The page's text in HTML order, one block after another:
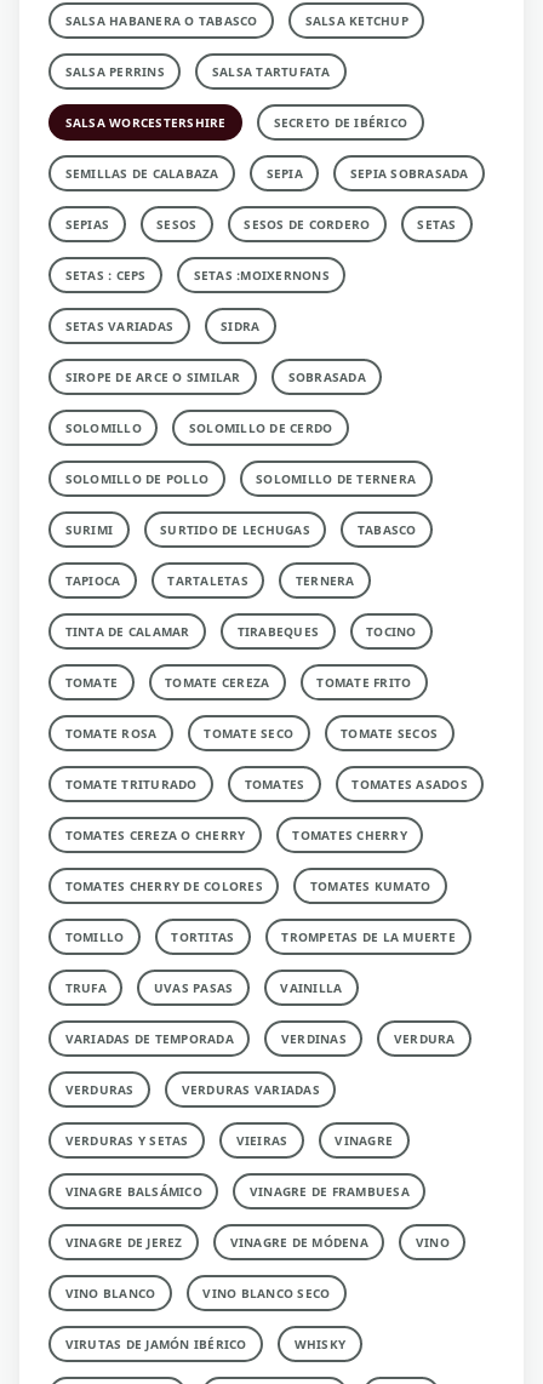
SALSA HABANERA O TABASCO SALSA KETCHUP
SALSA PERRINS SALSA TARTUFATA
SALSA WORCESTERSHIRE SECRETO DE IBÉRICO
SEMILLAS DE CALABAZA SEPIA SEPIA SOBRASADA
SEPIAS SESOS SESOS DE CORDERO SETAS
SETAS : CEPS SETAS :MOIXERNONS
SETAS VARIADAS SIDRA
SIROPE DE ARCE O SIMILAR SOBRASADA
SOLOMILLO SOLOMILLO DE CERDO
SOLOMILLO DE POLLO SOLOMILLO DE TERNERA
SURIMI SURTIDO DE LECHUGAS TABASCO
TAPIOCA TARTALETAS TERNERA
TINTA DE CALAMAR TIRABEQUES TOCINO
TOMATE TOMATE CEREZA TOMATE FRITO
TOMATE ROSA TOMATE SECO TOMATE SECOS
TOMATE TRITURADO TOMATES TOMATES ASADOS
TOMATES CEREZA O CHERRY TOMATES CHERRY
TOMATES CHERRY DE COLORES TOMATES KUMATO
TOMILLO TORTITAS TROMPETAS DE LA MUERTE
TRUFA UVAS PASAS VAINILLA
VARIADAS DE TEMPORADA VERDINAS VERDURA
VERDURAS VERDURAS VARIADAS
VERDURAS Y SETAS VIEIRAS VINAGRE
VINAGRE BALSÁMICO VINAGRE DE FRAMBUESA
VINAGRE DE JEREZ VINAGRE DE MÓDENA VINO
VINO BLANCO VINO BLANCO SECO
VIRUTAS DE JAMÓN IBÉRICO WHISKY